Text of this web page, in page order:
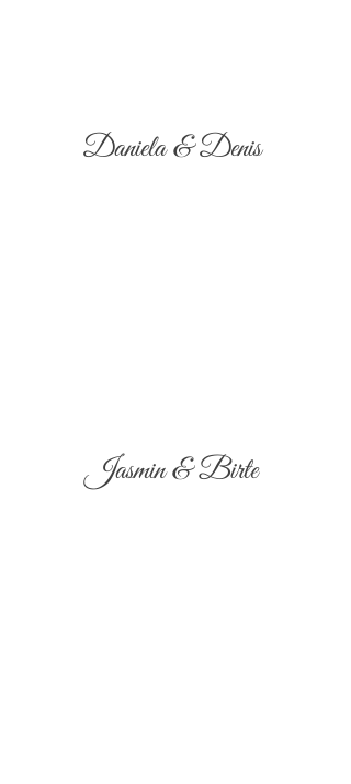
Daniela & Denis
Jasmin & Birte